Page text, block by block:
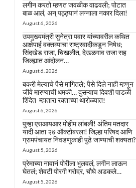
लगीन करतो म्हणत जवळीक वाढवली; पोटात
बाळ आलं, अन् पठ्ठ्यानं लग्नाला नकार दिला!
August 6, 2026
उपमुख्यमंत्री सुनेत्रा पवार यांच्यावरील कथित
आक्षेपार्ह वक्तव्याचा राष्ट्रवादीकडून निषेध;
सिंदखेड राजा, चिखलीत, देऊळगाव राजा सह
जिल्ह्यात आंदोलन…
August 6, 2026
बकरी मेल्याचे पैसे मागितले; पैसे दिले नाही म्हणून
जीवे मारण्याची धमकी… दुसऱ्याच दिवशी पाडळी
शिंदेत म्हातारा रक्ताच्या थारोळ्यात!
August 6, 2026
पुन्हा एसआयआर मोहीम लांबली! अंतिम मतदार
यादी आता २७ ऑक्टोबरला! जिल्हा परिषद आणि
ग्रामपंचायत निवडणुकाही पुढे जाण्याची शक्यता?
August 5, 2026
प्रेमाच्या नावानं पोरीला भुलवलं, लगीन लाऊन
घेतलं; शेवटी पोरगी गरोदर, चौघे अडकले…
August 5, 2026